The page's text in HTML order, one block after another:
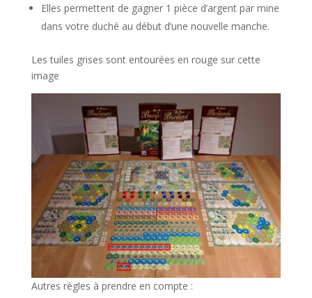
Elles permettent de gagner 1 pièce d’argent par mine
dans votre duché au début d’une nouvelle manche.
Les tuiles grises sont entourées en rouge sur cette
image
Autres règles à prendre en compte :